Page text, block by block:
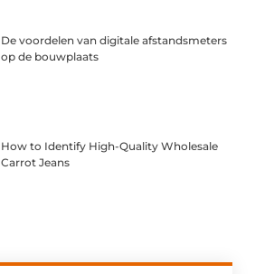
De voordelen van digitale afstandsmeters
op de bouwplaats
How to Identify High-Quality Wholesale
Carrot Jeans